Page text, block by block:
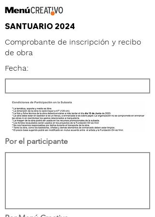
SANTUARIO 2024
Comprobante de inscripción y recibo
de obra
Fecha:
Por el participante